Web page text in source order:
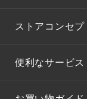
ストアコンセプ
便利なサービス